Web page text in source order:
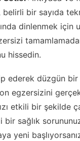
belirli bir sayıda
dinlenmek için
hissedin.
ederek düzgün
egzersizini
etkili bir şekilde
bir sağlık
yeni